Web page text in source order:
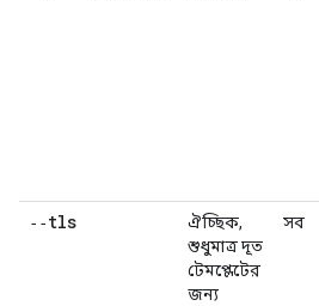
‑‑tls
ঐচ্ছিক,
শুধুমাত্র দূত
টেমপ্লেটের
জন্য
সব